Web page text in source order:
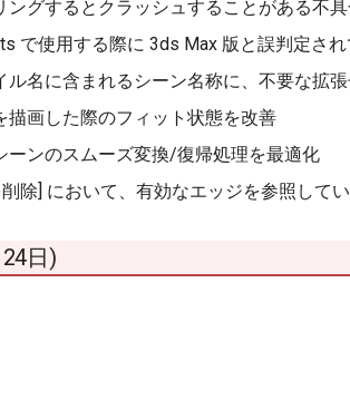
グするとクラッシュすることがある不
で使用する際に 3ds Max 版と誤判定さ
ル名に含まれるシーン名称に、不要な拡
描画した際のフィット状態を改善
ーンのスムーズ変換/復帰処理を最適化
除] において、有効なエッジを参照して
日)